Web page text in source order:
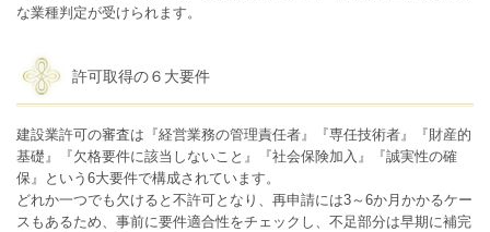
な業種判定が受けられます。
許可取得の６大要件
建設業許可の審査は『経営業務の管理責任者』『専任技術者』『財産的
基礎』『欠格要件に該当しないこと』『社会保険加入』『誠実性の確
保』という6大要件で構成されています。
どれか一つでも欠けると不許可となり、再申請には3～6か月かかるケー
スもあるため、事前に要件適合性をチェックし、不足部分は早期に補完